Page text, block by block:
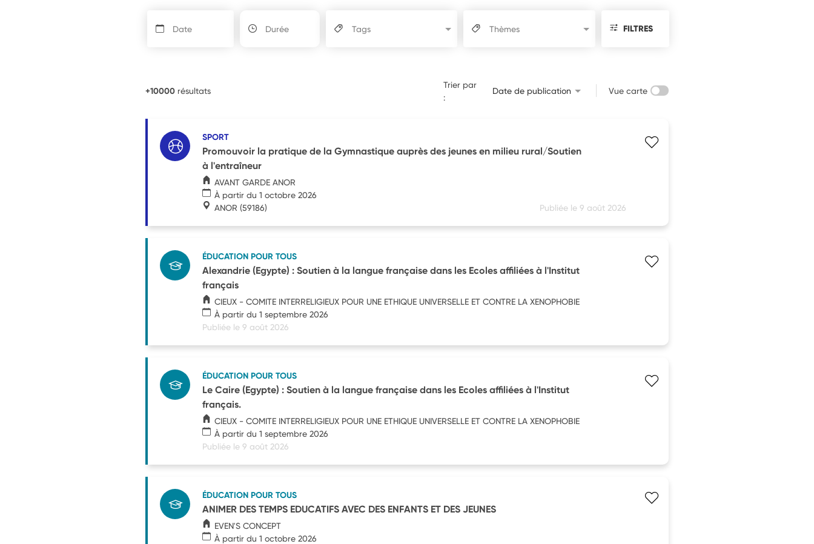
Tags Thèmes FILTRES
+10000 résultats
Trier par
:
Date de publication Vue carte
SPORT
Promouvoir la pratique de la Gymnastique auprès des jeunes en milieu rural/Soutien
à l'entraîneur
AVANT GARDE ANOR
À partir du 1 octobre 2026
ANOR (59186) Publiée le 9 août 2026
ÉDUCATION POUR TOUS
Alexandrie (Egypte) : Soutien à la langue française dans les Ecoles affiliées à l'Institut
français
CIEUX - COMITE INTERRELIGIEUX POUR UNE ETHIQUE UNIVERSELLE ET CONTRE LA XENOPHOBIE
À partir du 1 septembre 2026
Publiée le 9 août 2026
ÉDUCATION POUR TOUS
Le Caire (Egypte) : Soutien à la langue française dans les Ecoles affiliées à l'Institut
français.
CIEUX - COMITE INTERRELIGIEUX POUR UNE ETHIQUE UNIVERSELLE ET CONTRE LA XENOPHOBIE
À partir du 1 septembre 2026
Publiée le 9 août 2026
ÉDUCATION POUR TOUS
ANIMER DES TEMPS EDUCATIFS AVEC DES ENFANTS ET DES JEUNES
EVEN'S CONCEPT
À partir du 1 octobre 2026